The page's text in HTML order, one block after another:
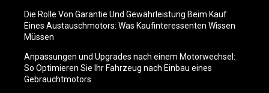
Die Rolle Von Garantie Und Gewährleistung Beim Kauf
Eines Austauschmotors: Was Kaufinteressenten Wissen
Müssen
Anpassungen und Upgrades nach einem Motorwechsel:
So Optimieren Sie Ihr Fahrzeug nach Einbau eines
Gebrauchtmotors